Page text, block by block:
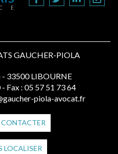
GAUCHER-PIOLA
- 33500 LIBOURNE
- Fax : 05 57 51 73 64
piola-avocat.fr
LOCALISER